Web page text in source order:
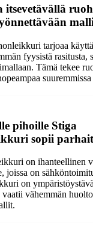
itsevetävällä
tarjoaa
fyysistä
Tämä tekee
pihoille Stiga
sopii
on ihanteellinen
joissa on
on
vähemmän